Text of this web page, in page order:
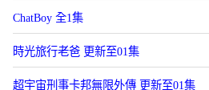
ChatBoy 全1集
時光旅行老爸 更新至01集
超宇宙刑事卡邦無限外傳 更新至01集